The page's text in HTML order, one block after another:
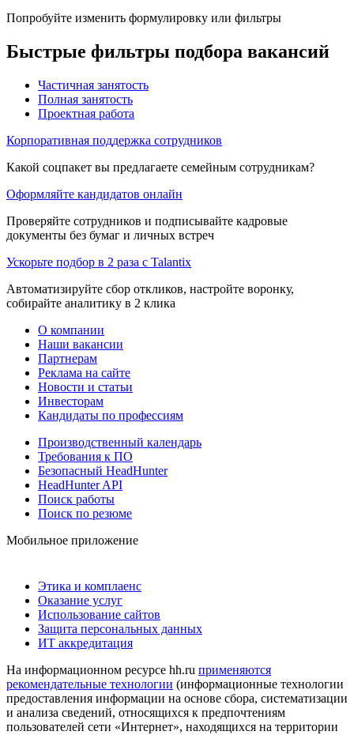
Попробуйте изменить формулировку или фильтры
Быстрые фильтры подбора вакансий
Частичная занятость
Полная занятость
Проектная работа
Корпоративная поддержка сотрудников
Какой соцпакет вы предлагаете семейным сотрудникам?
Оформляйте кандидатов онлайн
Проверяйте сотрудников и подписывайте кадровые
документы без бумаг и личных встреч
Ускорьте подбор в 2 раза с Talantix
Автоматизируйте сбор откликов, настройте воронку,
собирайте аналитику в 2 клика
О компании
Наши вакансии
Партнерам
Реклама на сайте
Новости и статьи
Инвесторам
Кандидаты по профессиям
Производственный календарь
Требования к ПО
Безопасный HeadHunter
HeadHunter API
Поиск работы
Поиск по резюме
Мобильное приложение
Этика и комплаенс
Оказание услуг
Использование сайтов
Защита персональных данных
ИТ аккредитация
На информационном ресурсе hh.ru применяются
рекомендательные технологии (информационные технологии
предоставления информации на основе сбора, систематизации
и анализа сведений, относящихся к предпочтениям
пользователей сети «Интернет», находящихся на территории